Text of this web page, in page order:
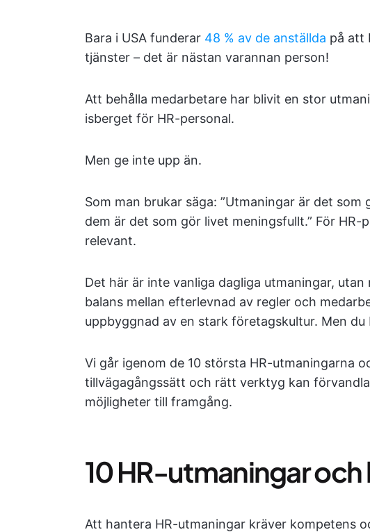
Bara i USA funderar 48 % av de anställda på att
tjänster – det är nästan varannan person!
Att behålla medarbetare har blivit en stor
isberget för HR-personal.
Men ge inte upp än.
Som man brukar säga: ”Utmaningar är det
dem är det som gör livet meningsfullt.” För
relevant.
Det här är inte vanliga dagliga utmaningar,
balans mellan efterlevnad av regler och
uppbyggnad av en stark företagskultur. Men
Vi går igenom de 10 största HR-utmaningarna
tillvägagångssätt och rätt verktyg kan
möjligheter till framgång.
10 HR-utmaningar
Att hantera HR-utmaningar kräver kompetens